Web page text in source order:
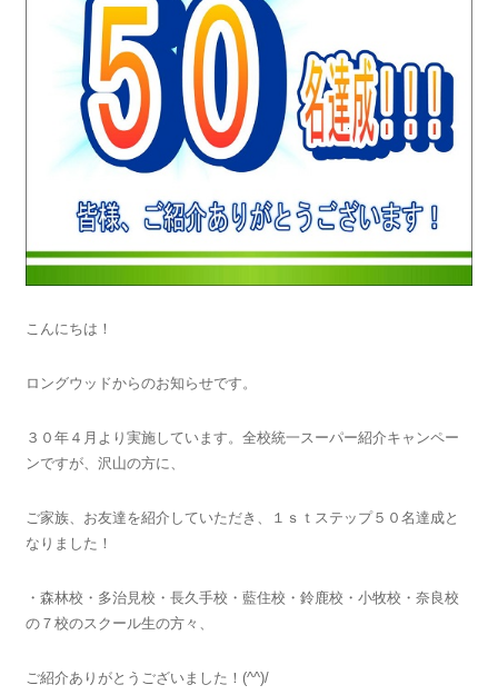
こんにちは！
ロングウッドからのお知らせです。
３０年４月より実施しています。全校統一スーパー紹介キャンペー
ンですが、沢山の方に、
ご家族、お友達を紹介していただき、１ｓｔステップ５０名達成と
なりました！
・森林校・多治見校・長久手校・藍住校・鈴鹿校・小牧校・奈良校
の７校のスクール生の方々、
ご紹介ありがとうございました！(^^)/